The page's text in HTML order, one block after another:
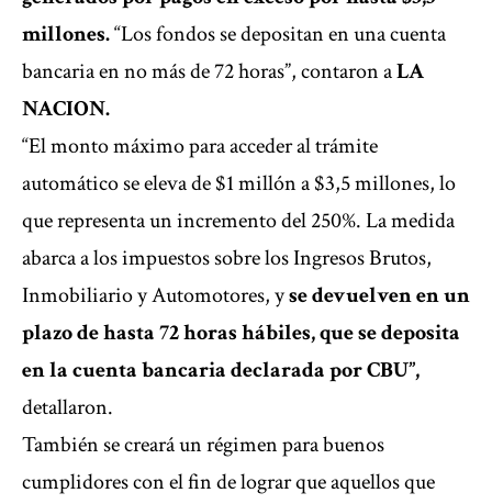
millones.“Los fondos se depositan en una cuenta
bancaria en no más de 72 horas”, contaron aLA
NACION.
“El monto máximo para acceder al trámite
automático se eleva de $1 millón a $3,5 millones, lo
que representa un incremento del 250%. La medida
abarca a los impuestos sobre los Ingresos Brutos,
Inmobiliario y Automotores, yse devuelven en un
plazo de hasta 72 horas hábiles, que se deposita
en la cuenta bancaria declarada por CBU”,
detallaron.
También se creará un régimen para buenos
cumplidores con el fin de lograr que aquellos que